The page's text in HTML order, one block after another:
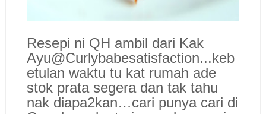
Resepi ni QH ambil dari Kak
Ayu@Curlybabesatisfaction...keb
etulan waktu tu kat rumah ade
stok prata segera dan tak tahu
nak diapa2kan…cari punya cari di